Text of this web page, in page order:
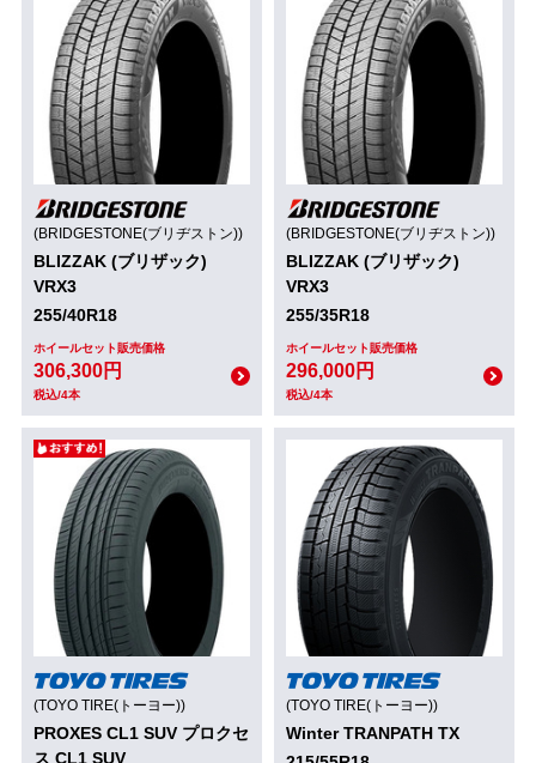
(BRIDGESTONE(ブリヂストン))
BLIZZAK (ブリザック)
VRX3
255/40R18
ホイールセット販売価格
306,300円
税込/4本
(BRIDGESTONE(ブリヂストン))
BLIZZAK (ブリザック)
VRX3
255/35R18
ホイールセット販売価格
296,000円
税込/4本
(TOYO TIRE(トーヨー))
PROXES CL1 SUV プロクセ
ス CL1 SUV
(TOYO TIRE(トーヨー))
Winter TRANPATH TX